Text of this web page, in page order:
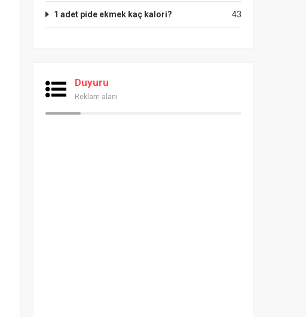
43
1 adet pide ekmek kaç kalori?
Duyuru
Reklam alanı